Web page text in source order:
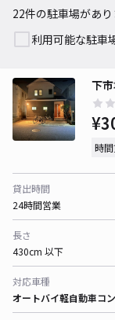
22件の駐車場があり
利用可能な駐車
下
時
貸出時間
24時間営業
長さ
430cm 以下
対応車種
オートバイ軽自動車コ